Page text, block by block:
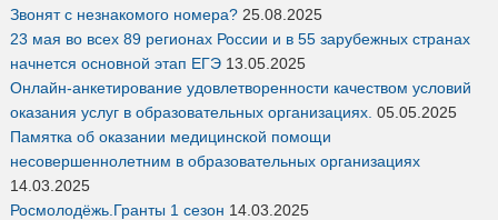
Звонят с незнакомого номера? 25.08.2025
23 мая во всех 89 регионах России и в 55 зарубежных странах
начнется основной этап ЕГЭ 13.05.2025
Онлайн-анкетирование удовлетворенности качеством условий
оказания услуг в образовательных организациях. 05.05.2025
Памятка об оказании медицинской помощи
несовершеннолетним в образовательных организациях
14.03.2025
Росмолодёжь.Гранты 1 сезон 14.03.2025